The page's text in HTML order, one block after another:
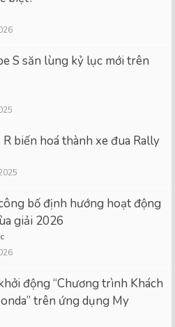
S săn lùng kỷ lục mới trên
biến hoá thành xe đua Rally
bố định hướng hoạt động
giải 2026
động “Chương trình Khách
trên ứng dụng My